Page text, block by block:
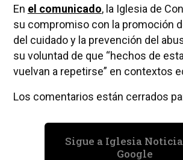
En el comunicado, la Iglesia de
su compromiso con la promoción
del cuidado y la prevención del
su voluntad de que “hechos de
vuelvan a repetirse” en contextos
Los comentarios están cerrados
Sigue a Iglesia
Google